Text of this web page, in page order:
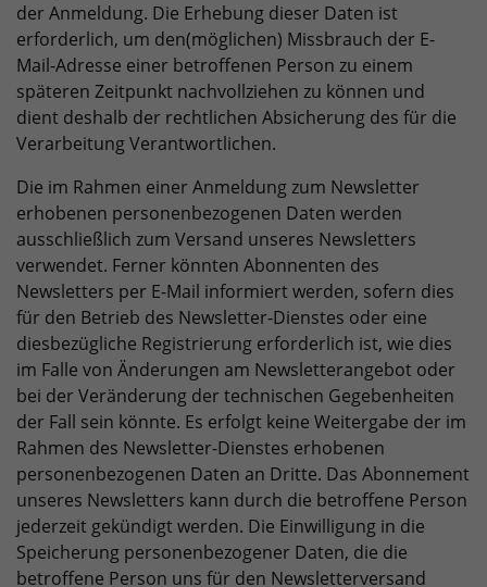
der Anmeldung. Die Erhebung dieser Daten ist
erforderlich, um den(möglichen) Missbrauch der E-
Mail-Adresse einer betroffenen Person zu einem
späteren Zeitpunkt nachvollziehen zu können und
dient deshalb der rechtlichen Absicherung des für die
Verarbeitung Verantwortlichen.
Die im Rahmen einer Anmeldung zum Newsletter
erhobenen personenbezogenen Daten werden
ausschließlich zum Versand unseres Newsletters
verwendet. Ferner könnten Abonnenten des
Newsletters per E-Mail informiert werden, sofern dies
für den Betrieb des Newsletter-Dienstes oder eine
diesbezügliche Registrierung erforderlich ist, wie dies
im Falle von Änderungen am Newsletterangebot oder
bei der Veränderung der technischen Gegebenheiten
der Fall sein könnte. Es erfolgt keine Weitergabe der im
Rahmen des Newsletter-Dienstes erhobenen
personenbezogenen Daten an Dritte. Das Abonnement
unseres Newsletters kann durch die betroffene Person
jederzeit gekündigt werden. Die Einwilligung in die
Speicherung personenbezogener Daten, die die
betroffene Person uns für den Newsletterversand